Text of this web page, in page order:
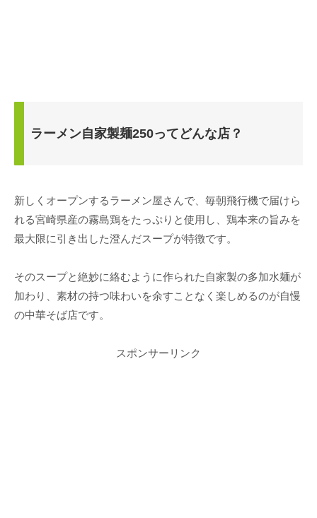
ラーメン自家製麺250ってどんな店？
新しくオープンするラーメン屋さんで、毎朝飛行機で届けら
れる宮崎県産の霧島鶏をたっぷりと使用し、鶏本来の旨みを
最大限に引き出した澄んだスープが特徴です。
そのスープと絶妙に絡むように作られた自家製の多加水麺が
加わり、素材の持つ味わいを余すことなく楽しめるのが自慢
の中華そば店です。
スポンサーリンク